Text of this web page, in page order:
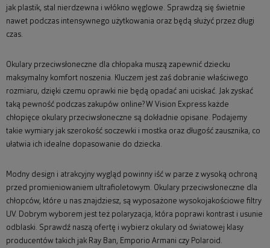
jak plastik, stal nierdzewna i włókno węglowe. Sprawdzą się świetnie
nawet podczas intensywnego użytkowania oraz będą służyć przez długi
czas.
Okulary przeciwsłoneczne dla chłopaka muszą zapewnić dziecku
maksymalny komfort noszenia. Kluczem jest zaś dobranie właściwego
rozmiaru, dzięki czemu oprawki nie będą opadać ani uciskać. Jak zyskać
taką pewność podczas zakupów online? W Vision Express każde
chłopięce okulary przeciwsłoneczne są dokładnie opisane. Podajemy
takie wymiary jak szerokość soczewki i mostka oraz długość zausznika, co
ułatwia ich idealne dopasowanie do dziecka.
Modny design i atrakcyjny wygląd powinny iść w parze z wysoką ochroną
przed promieniowaniem ultrafioletowym. Okulary przeciwsłoneczne dla
chłopców, które u nas znajdziesz, są wyposażone wysokojakościowe filtry
UV. Dobrym wyborem jest też polaryzacja, która poprawi kontrast i usunie
odblaski. Sprawdź naszą ofertę i wybierz okulary od światowej klasy
producentów takich jak Ray Ban, Emporio Armani czy Polaroid.